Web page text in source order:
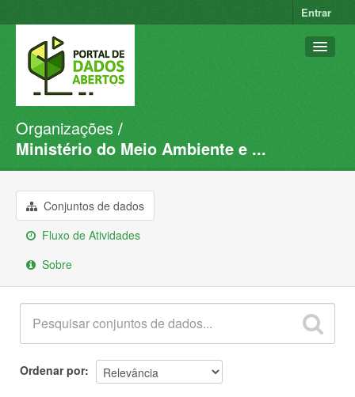
Entrar
Conjuntos de dados
Organizações
Sobre
Organizações
Ministério do Meio Ambiente e ...
Conjuntos de dados
Fluxo de Atividades
Sobre
Ordenar por